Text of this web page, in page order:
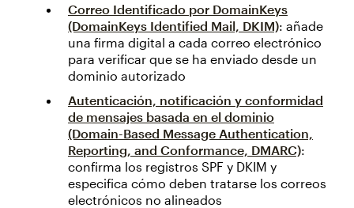
Correo Identificado por DomainKeys
(DomainKeys Identified Mail, DKIM): añade
una firma digital a cada correo electrónico
para verificar que se ha enviado desde un
dominio autorizado
Autenticación, notificación y conformidad
de mensajes basada en el dominio
(Domain-Based Message Authentication,
Reporting, and Conformance, DMARC):
confirma los registros SPF y DKIM y
especifica cómo deben tratarse los correos
electrónicos no alineados